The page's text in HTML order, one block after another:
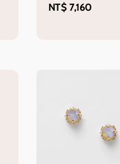
Regular
NT$ 7,160